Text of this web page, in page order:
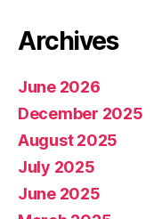
Archives
June 2026
December 2025
August 2025
July 2025
June 2025